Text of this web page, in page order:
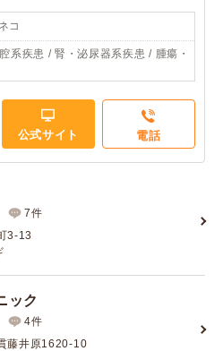
コ
系疾患 / 腎・泌尿器系疾患 / 腫瘍・
公式サイト 電話
7件
3-13
ック
4件
藤井原1620-10